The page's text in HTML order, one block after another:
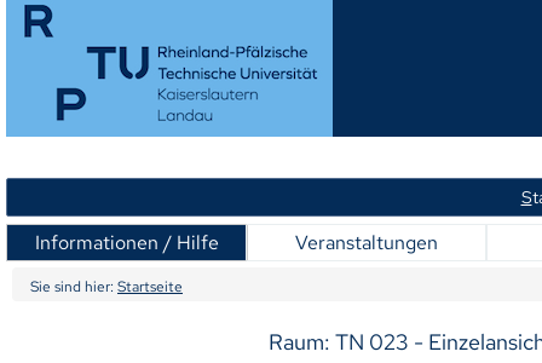
S
Informationen / Hilfe Veranstaltungen
Sie sind hier: Startseite
Raum: TN 023 -